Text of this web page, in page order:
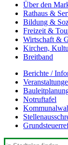
Über den
Rathaus &
Bildung &
Freizeit &
Wirtschaft &
Kirchen,
Breitband
Berichte /
Notruftafel